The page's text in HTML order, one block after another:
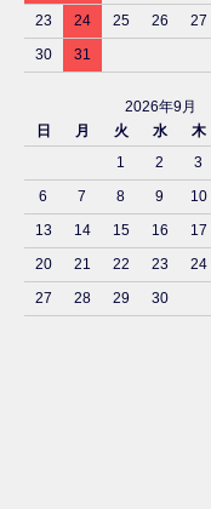
23
24 25 26 27
30
31
2026年9月
日
月 火 水 木
1
2 3
6
7 8 9 10
13
14 15 16 17
20
21 22 23 24
27
28 29 30